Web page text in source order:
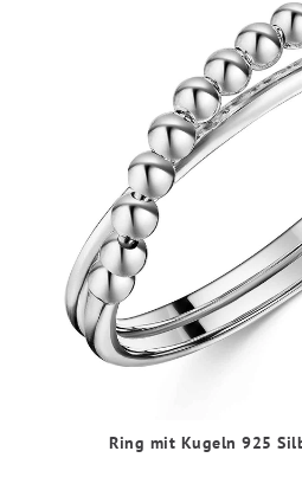
Ring mit Kugeln 925